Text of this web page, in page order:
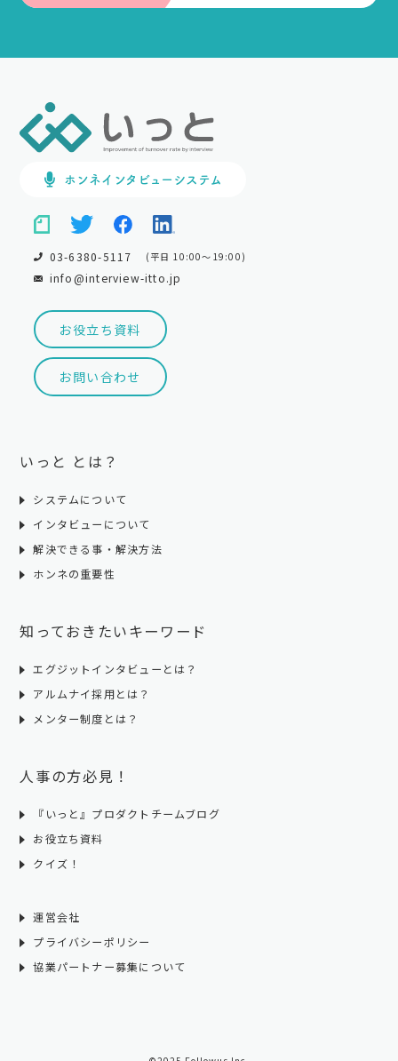
ホンネインタビューシステム
03-6380-5117 (平日 10:00～19:00)
info@interview-itto.jp
お役立ち資料
お問い合わせ
いっと とは？
システムについて
インタビューについて
解決できる事・解決方法
ホンネの重要性
知っておきたいキーワード
エグジットインタビューとは？
アルムナイ採用とは？
メンター制度とは？
人事の方必見！
『いっと』プロダクトチームブログ
お役立ち資料
クイズ！
運営会社
プライバシーポリシー
協業パートナー募集について